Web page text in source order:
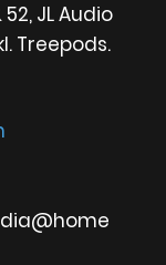
JL Audio
Treepods.